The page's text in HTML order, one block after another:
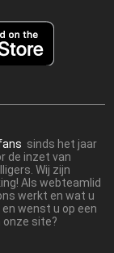
sinds het jaar
de inzet van
Wij zijn
Als webteamlid
werkt en wat u
wenst u op een
onze site?